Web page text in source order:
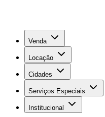
Venda
Locação
Cidades
Serviços Especiais
Institucional